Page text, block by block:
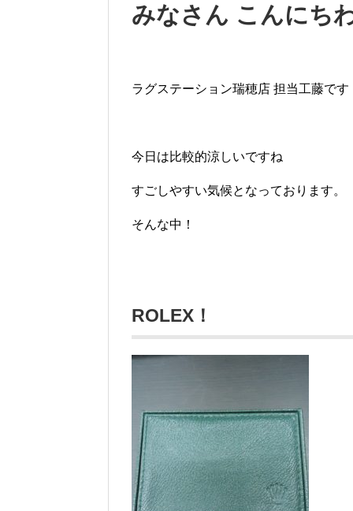
みなさん こんにち
ラグステーション瑞穂店 担当工藤です
今日は比較的涼しいですね
すごしやすい気候となっております。
そんな中！
ROLEX！